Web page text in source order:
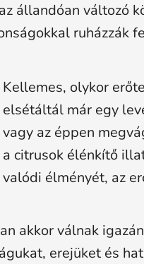
állandóan változó
ruházzák
Kellemes, olykor
elsétáltál már egy
vagy az éppen
a citrusok élénkítő
valódi élményét, az
akkor válnak
erejüket és